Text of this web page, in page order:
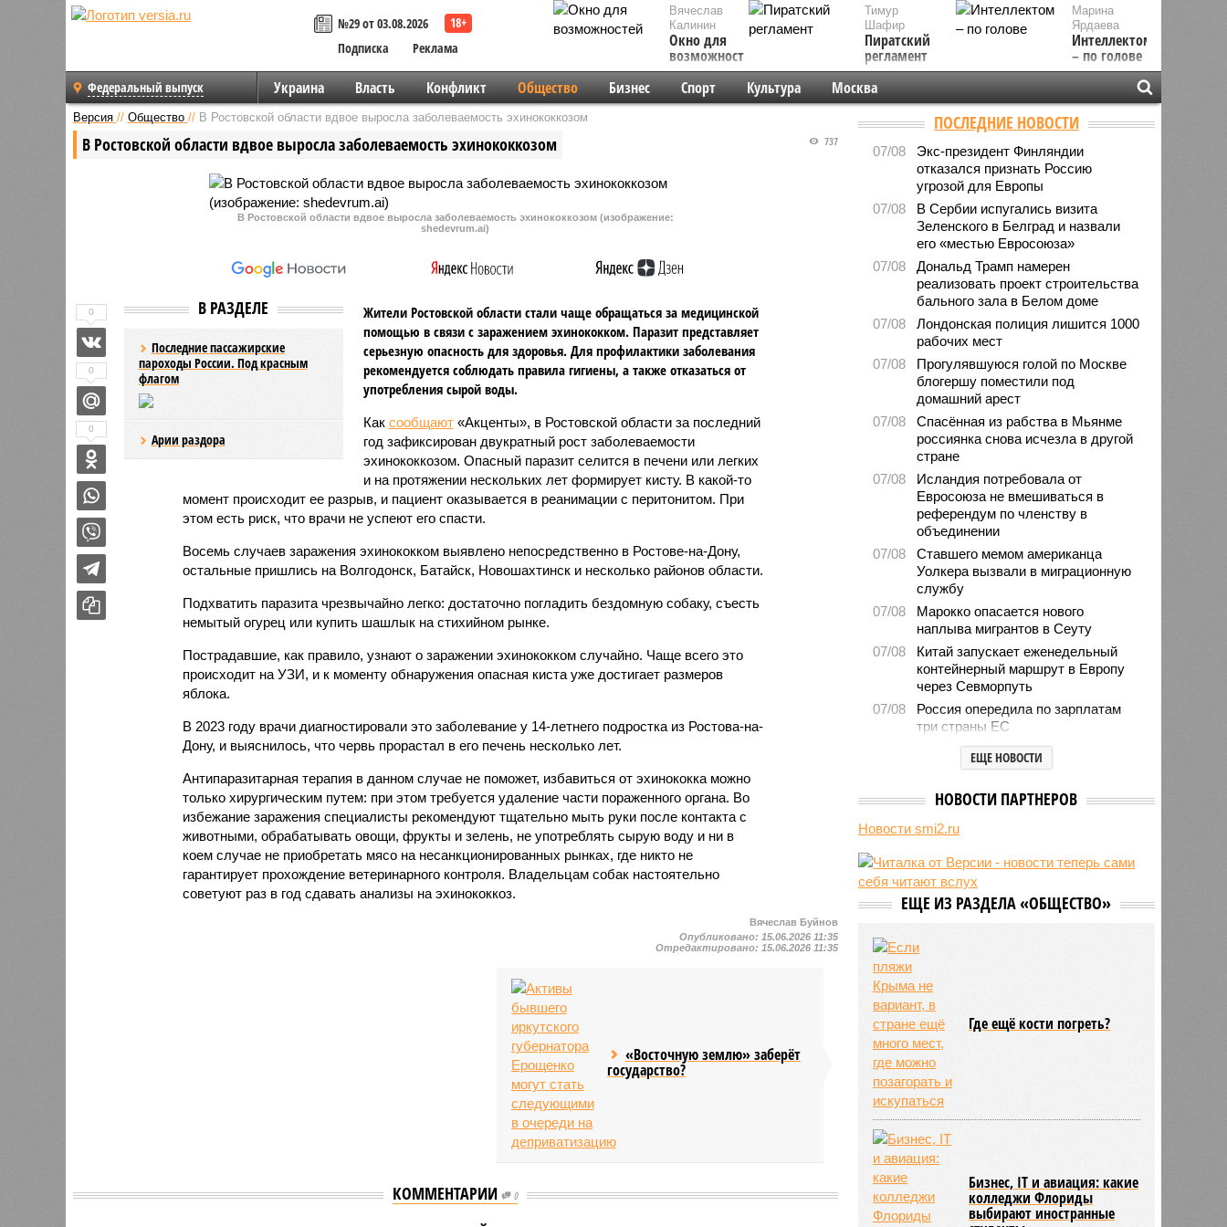
№29 от 03.08.2026
Подписка
Реклама
Вячеслав
Калинин
Окно для
возможностей
Марина
Ярдаева
Интеллектом
– по голове
Тимур
Шафир
Пиратский
регламент
Федеральный выпуск Украина Власть Конфликт Общество Бизнес Спорт Культура Москва
Версия // Общество // В Ростовской области вдвое выросла заболеваемость эхинококкозом
В Ростовской области вдвое выросла заболеваемость эхинококкозом 737
В Ростовской области вдвое выросла заболеваемость эхинококкозом (изображение:
shedevrum.ai)
В РАЗДЕЛЕ
Последние пассажирские
пароходы России. Под красным
флагом
Арии раздора
Жители Ростовской области стали чаще обращаться за медицинской
помощью в связи с заражением эхинококком. Паразит представляет
серьезную опасность для здоровья. Для профилактики заболевания
рекомендуется соблюдать правила гигиены, а также отказаться от
употребления сырой воды.
Как сообщают«Акценты», в Ростовской области за последний
год зафиксирован двукратный рост заболеваемости
эхинококкозом. Опасный паразит селится в печени или легких
и на протяжении нескольких лет формирует кисту. В какой-то
момент происходит ее разрыв, и пациент оказывается в реанимации с перитонитом. При
этом есть риск, что врачи не успеют его спасти.
Восемь случаев заражения эхинококком выявлено непосредственно в Ростове-на-Дону,
остальные пришлись на Волгодонск, Батайск, Новошахтинск и несколько районов области.
Подхватить паразита чрезвычайно легко: достаточно погладить бездомную собаку, съесть
немытый огурец или купить шашлык на стихийном рынке.
Пострадавшие, как правило, узнают о заражении эхинококком случайно. Чаще всего это
происходит на УЗИ, и к моменту обнаружения опасная киста уже достигает размеров
яблока.
В 2023 году врачи диагностировали это заболевание у 14-летнего подростка из Ростова-на-
Дону, и выяснилось, что червь прорастал в его печень несколько лет.
Антипаразитарная терапия в данном случае не поможет, избавиться от эхинококка можно
только хирургическим путем: при этом требуется удаление части пораженного органа. Во
избежание заражения специалисты рекомендуют тщательно мыть руки после контакта с
животными, обрабатывать овощи, фрукты и зелень, не употреблять сырую воду и ни в
коем случае не приобретать мясо на несанкционированных рынках, где никто не
гарантирует прохождение ветеринарного контроля. Владельцам собак настоятельно
советуют раз в год сдавать анализы на эхинококкоз.
0
0
0
Вячеслав Буйнов
Опубликовано: 15.06.2026 11:35
Отредактировано: 15.06.2026 11:35
«Восточную землю» заберёт
государство?
КОММЕНТАРИИ 0
В результате взрыва на
ПОСЛЕДНИЕ НОВОСТИ
07/08
Экс-президент Финляндии
отказался признать Россию
угрозой для Европы
07/08
В Сербии испугались визита
Зеленского в Белград и назвали
его «местью Евросоюза»
07/08
Дональд Трамп намерен
реализовать проект строительства
бального зала в Белом доме
07/08
Лондонская полиция лишится 1000
рабочих мест
07/08
Прогулявшуюся голой по Москве
блогершу поместили под
домашний арест
07/08
Спасённая из рабства в Мьянме
россиянка снова исчезла в другой
стране
07/08
Исландия потребовала от
Евросоюза не вмешиваться в
референдум по членству в
объединении
07/08
Ставшего мемом американца
Уолкера вызвали в миграционную
службу
07/08
Марокко опасается нового
наплыва мигрантов в Сеуту
07/08
Китай запускает еженедельный
контейнерный маршрут в Европу
через Севморпуть
07/08
Россия опередила по зарплатам
три страны ЕС
Александр Лукашенко призвал
белорусов скупать пустующие
07/08
Девушка объяснила убийство
трёхмесячного сына
увеличение пенсий детям,
потерявшим родителей
07/08
Финляндия захотела использовать
ЕЩЕ НОВОСТИ
НОВОСТИ ПАРТНЕРОВ
Новости smi2.ru
ЕЩЕ ИЗ РАЗДЕЛА «ОБЩЕСТВО»
Где ещё кости погреть?
Бизнес, IT и авиация: какие
колледжи Флориды
выбирают иностранные